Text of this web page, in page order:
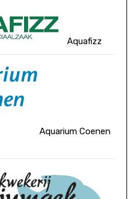
Aquafizz
Aquarium Coenen